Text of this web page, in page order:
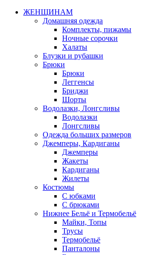
ЖЕНЩИНАМ
Домашняя одежда
Комплекты, пижамы
Ночные сорочки
Халаты
Блузки и рубашки
Брюки
Брюки
Леггенсы
Бриджи
Шорты
Водолазки, Лонгсливы
Водолазки
Лонгсливы
Одежда больших размеров
Джемперы, Кардиганы
Джемперы
Жакеты
Кардиганы
Жилеты
Костюмы
С юбками
С брюками
Нижнее Бельё и Термобельё
Майки, Топы
Трусы
Термобельё
Панталоны